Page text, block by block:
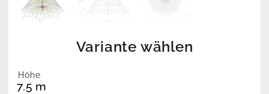
Variante wählen
Höhe
7.5 m